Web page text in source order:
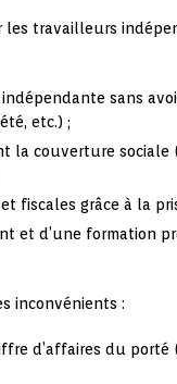
les travailleurs
sans
etc.) ;
la couverture sociale
fiscales grâce à la
et d’une formation
inconvénients :
d’affaires du